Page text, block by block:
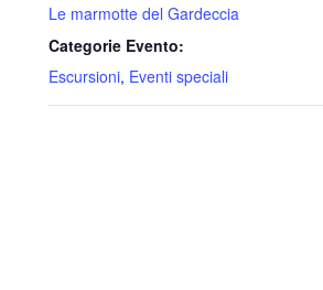
Le marmotte del Gardeccia
Categorie Evento:
Escursioni, Eventi speciali